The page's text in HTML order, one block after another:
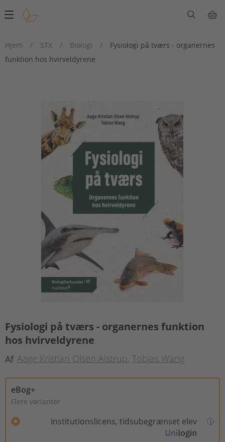
Main
Hjem
/ STX / Biologi /
Fysiologi på tværs - organernes
funktion hos hvirveldyrene
Fysiologi på tværs - organernes funktion
hos hvirveldyrene
Af Aage Kristian Olsen Alstrup Tobias Wang
eBog+
Flere varianter
Institutionslicens, tidsubegrænset elev